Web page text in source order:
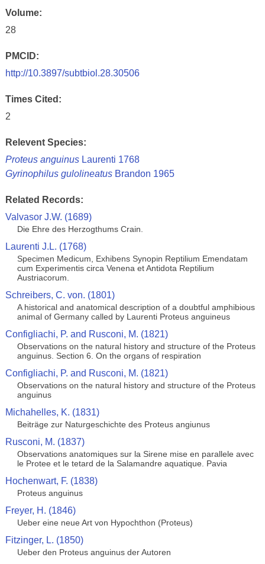
Volume:
28
PMCID:
http://10.3897/subtbiol.28.30506
Times Cited:
2
Relevent Species:
Proteus anguinusLaurenti 1768
Gyrinophilus gulolineatusBrandon 1965
Related Records:
Valvasor J.W. (1689)
Die Ehre des Herzogthums Crain.
Laurenti J.L. (1768)
Specimen Medicum, Exhibens Synopin Reptilium Emendatam
cum Experimentis circa Venena et Antidota Reptilium
Austriacorum.
Schreibers, C. von. (1801)
A historical and anatomical description of a doubtful amphibious
animal of Germany called by Laurenti Proteus anguineus
Configliachi, P. and Rusconi, M. (1821)
Observations on the natural history and structure of the Proteus
anguinus. Section 6. On the organs of respiration
Configliachi, P. and Rusconi, M. (1821)
Observations on the natural history and structure of the Proteus
anguinus
Michahelles, K. (1831)
Beiträge zur Naturgeschichte des Proteus angiunus
Rusconi, M. (1837)
Observations anatomiques sur la Sirene mise en parallele avec
le Protee et le tetard de la Salamandre aquatique. Pavia
Hochenwart, F. (1838)
Proteus anguinus
Freyer, H. (1846)
Ueber eine neue Art von Hypochthon (Proteus)
Fitzinger, L. (1850)
Ueber den Proteus anguinus der Autoren